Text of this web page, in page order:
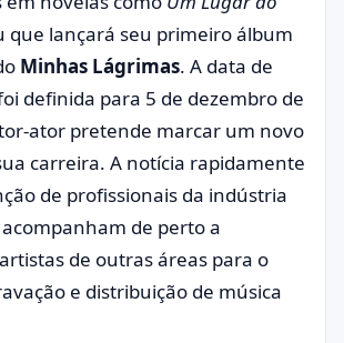
que lançará seu primeiro álbum
Minhas Lágrimas. A data de
definida para 5 de dezembro de
pretende marcar um novo
carreira. A notícia rapidamente
de profissionais da indústria
de perto a
de outras áreas para o
e distribuição de música